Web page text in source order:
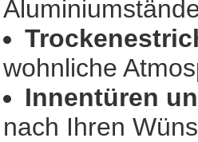
wohnliche
Innentüren
nach Ihren